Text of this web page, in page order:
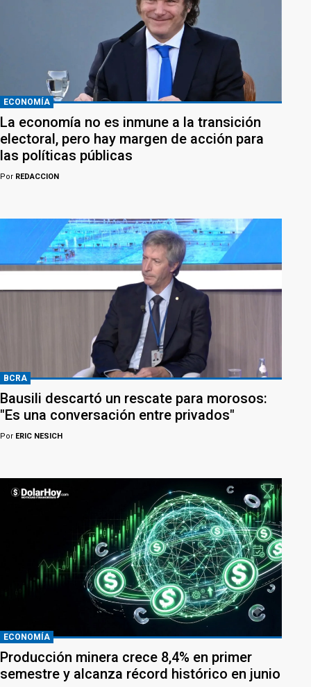
ECONOMÍA
La economía no es inmune a la transición
electoral, pero hay margen de acción para
las políticas públicas
Por REDACCION
BCRA
Bausili descartó un rescate para morosos:
"Es una conversación entre privados"
Por ERIC NESICH
ECONOMÍA
Producción minera crece 8,4% en primer
semestre y alcanza récord histórico en junio